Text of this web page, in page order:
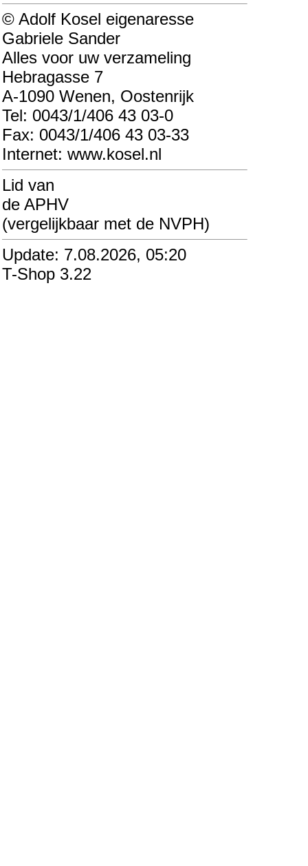
© Adolf Kosel eigenaresse
Gabriele Sander
Alles voor uw verzameling
Hebragasse 7
A-1090 Wenen, Oostenrijk
Tel: 0043/1/406 43 03-0
Fax: 0043/1/406 43 03-33
Internet: www.kosel.nl
Lid van
de APHV
(vergelijkbaar met de NVPH)
Update: 7.08.2026, 05:20
T-Shop 3.22